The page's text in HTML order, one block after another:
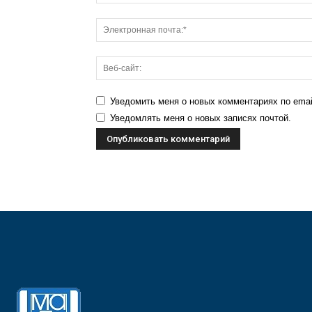
Уведомить меня о новых комментариях по
Уведомлять меня о новых записях почтой.